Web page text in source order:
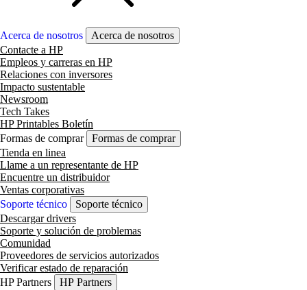
Acerca de nosotros
Acerca de nosotros
Contacte a HP
Empleos y carreras en HP
Relaciones con inversores
Impacto sustentable
Newsroom
Tech Takes
HP Printables Boletín
Formas de comprar
Formas de comprar
Tienda en linea
Llame a un representante de HP
Encuentre un distribuidor
Ventas corporativas
Soporte técnico
Soporte técnico
Descargar drivers
Soporte y solución de problemas
Comunidad
Proveedores de servicios autorizados
Verificar estado de reparación
HP Partners
HP Partners